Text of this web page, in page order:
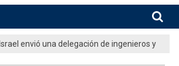
Israel envió una delegación de ingenieros y